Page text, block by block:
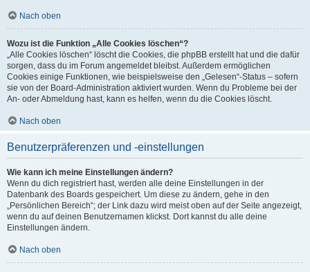
Nach oben
Wozu ist die Funktion „Alle Cookies löschen“?
„Alle Cookies löschen“ löscht die Cookies, die phpBB erstellt hat und die dafür
sorgen, dass du im Forum angemeldet bleibst. Außerdem ermöglichen
Cookies einige Funktionen, wie beispielsweise den „Gelesen“-Status – sofern
sie von der Board-Administration aktiviert wurden. Wenn du Probleme bei der
An- oder Abmeldung hast, kann es helfen, wenn du die Cookies löscht.
Nach oben
Benutzerpräferenzen und -einstellungen
Wie kann ich meine Einstellungen ändern?
Wenn du dich registriert hast, werden alle deine Einstellungen in der
Datenbank des Boards gespeichert. Um diese zu ändern, gehe in den
„Persönlichen Bereich“; der Link dazu wird meist oben auf der Seite angezeigt,
wenn du auf deinen Benutzernamen klickst. Dort kannst du alle deine
Einstellungen ändern.
Nach oben